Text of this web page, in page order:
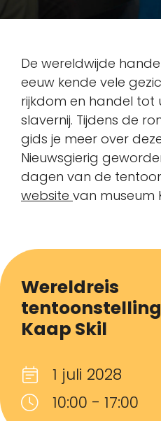
Wereldreis
Kaap Skil
1 juli 2028
10:00 - 17:00
De wereldwijde
eeuw kende vele
rijkdom en handel tot
slavernij. Tijdens de
gids je meer over
Nieuwsgierig
dagen van de
website van museum